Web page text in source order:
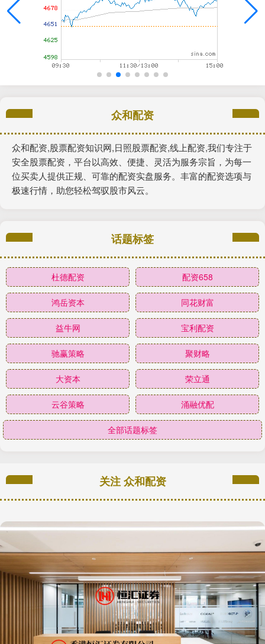
众和配资
众和配资,股票配资知识网,日照股票配资,线上配资,我们专注于
安全股票配资，平台以高效、便捷、灵活为服务宗旨，为每一
位买卖人提供正规、可靠的配资实盘服务。丰富的配资选项与
极速行情，助您轻松驾驭股市风云。
话题标签
杜德配资 配资658
鸿岳资本 同花财富
益牛网 宝利配资
驰赢策略 聚财略
大资本 荣立通
云谷策略 涌融优配
全部话题标签
关注 众和配资